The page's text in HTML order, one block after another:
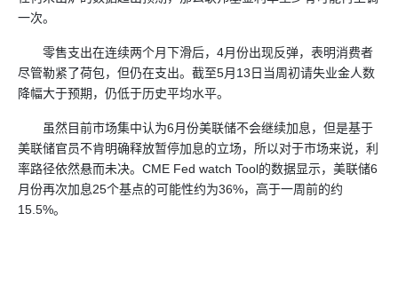
一次。
零售支出在连续两个月下滑后，4月份出现反弹，表明消费者
尽管勒紧了荷包，但仍在支出。截至5月13日当周初请失业金人数
降幅大于预期，仍低于历史平均水平。
虽然目前市场集中认为6月份美联储不会继续加息，但是基于
美联储官员不肯明确释放暂停加息的立场，所以对于市场来说，利
率路径依然悬而未决。CME Fed watch Tool的数据显示，美联储6
月份再次加息25个基点的可能性约为36%，高于一周前的约
15.5%。